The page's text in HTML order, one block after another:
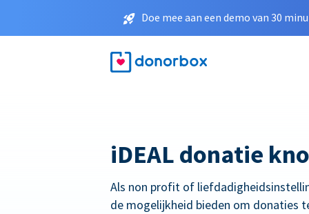
Doe mee aan een demo van 30
iDEAL donatie
Als non profit of
de mogelijkheid bieden om donaties